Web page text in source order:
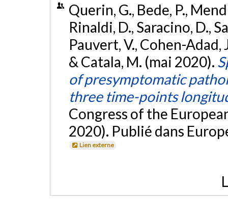
Querin, G., Bede, P.,
Rinaldi, D., Saracino, D.,
Pauvert, V., Cohen-Adad,
& Catala, M. (mai 2020).
of presymptomatic
three time-points
Congress of the
2020). Publié dans
Lien externe